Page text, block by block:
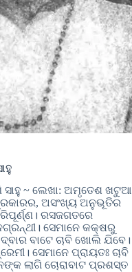
ସାହୁ ~ ଲେଖା: ଅମୃତେଶ ଖଟୁଆ
ଅସଂଖ୍ୟ ଅନୁଭୂତିର
ରସଜଗତରେ
ସେମାନେ କକ୍ଷରୁ
ବାଟେ ଚାବି ଖୋଲି ଯିବେ।
ସେମାନେ ପ୍ରାୟତଃ ଚାବି
ଲାଗି ଚୋରାବାଟ ପ୍ରଶସ୍ତ